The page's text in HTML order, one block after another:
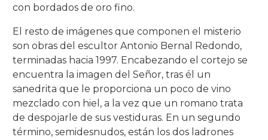
con bordados de oro fino.
El resto de imágenes que componen el misterio
son obras del escultor Antonio Bernal Redondo,
terminadas hacia 1997. Encabezando el cortejo se
encuentra la imagen del Señor, tras él un
sanedrita que le proporciona un poco de vino
mezclado con hiel, a la vez que un romano trata
de despojarle de sus vestiduras. En un segundo
término, semidesnudos, están los dos ladrones